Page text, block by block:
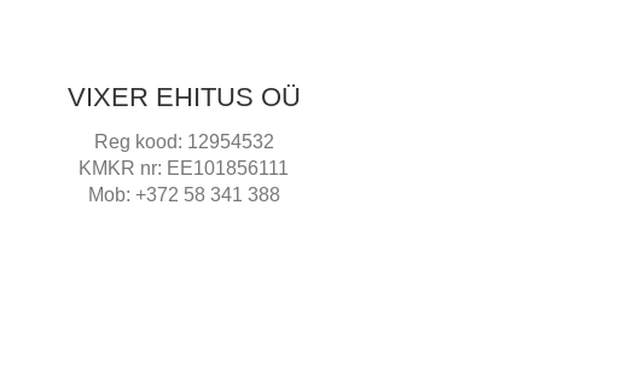
VIXER EHITUS OÜ
Reg kood: 12954532
KMKR nr: EE101856111
Mob: +372 58 341 388